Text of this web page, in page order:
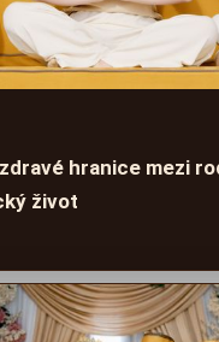
hranice mezi
život